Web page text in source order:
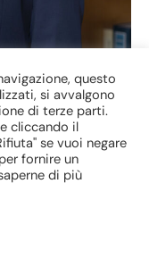
tra avvocati –
per la Qualità
questo
si avvalgono
di terze parti.
cliccando il
se vuoi negare
fornire un
di più